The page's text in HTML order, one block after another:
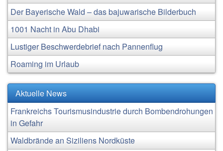
Der Bayerische Wald – das bajuwarische Bilderbuch
1001 Nacht in Abu Dhabi
Lustiger Beschwerdebrief nach Pannenflug
Roaming im Urlaub
Aktuelle News
Frankreichs Tourismusindustrie durch Bombendrohungen
in Gefahr
Waldbrände an Siziliens Nordküste